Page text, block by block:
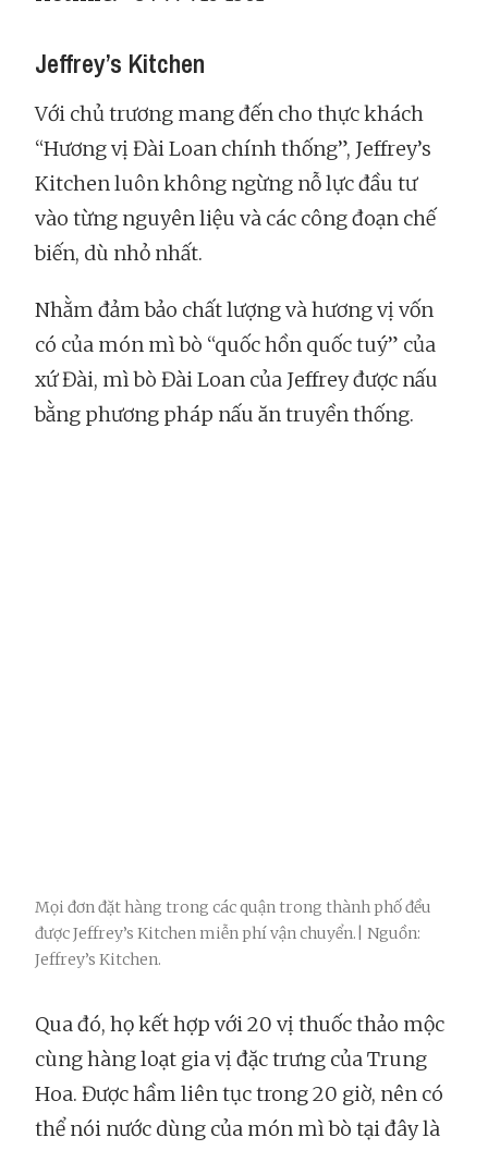
Jeffrey’s Kitchen
Với chủ trương mang đến cho thực khách
“Hương vị Đài Loan chính thống”, Jeffrey’s
Kitchen luôn không ngừng nỗ lực đầu tư
vào từng nguyên liệu và các công đoạn chế
biến, dù nhỏ nhất.
Nhằm đảm bảo chất lượng và hương vị vốn
có của món mì bò “quốc hồn quốc tuý” của
xứ Đài, mì bò Đài Loan của Jeffrey được nấu
bằng phương pháp nấu ăn truyền thống.
Mọi đơn đặt hàng trong các quận trong thành phố đều
được Jeffrey’s Kitchen miễn phí vận chuyển.| Nguồn:
Jeffrey’s Kitchen.
Qua đó, họ kết hợp với 20 vị thuốc thảo mộc
cùng hàng loạt gia vị đặc trưng của Trung
Hoa. Được hầm liên tục trong 20 giờ, nên có
thể nói nước dùng của món mì bò tại đây là